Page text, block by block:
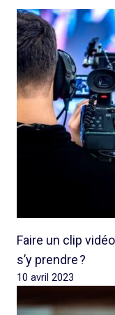
Faire un clip
s’y prendre ?
10 avril 2023